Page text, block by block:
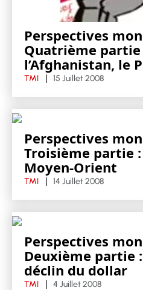
Perspectives
Quatrième partie
l’Afghanistan, le
TMI 15 Juillet 2008
Perspectives
Troisième partie :
Moyen-Orient
TMI 14 Juillet 2008
Perspectives
Deuxième partie :
déclin du dollar
TMI 4 Juillet 2008